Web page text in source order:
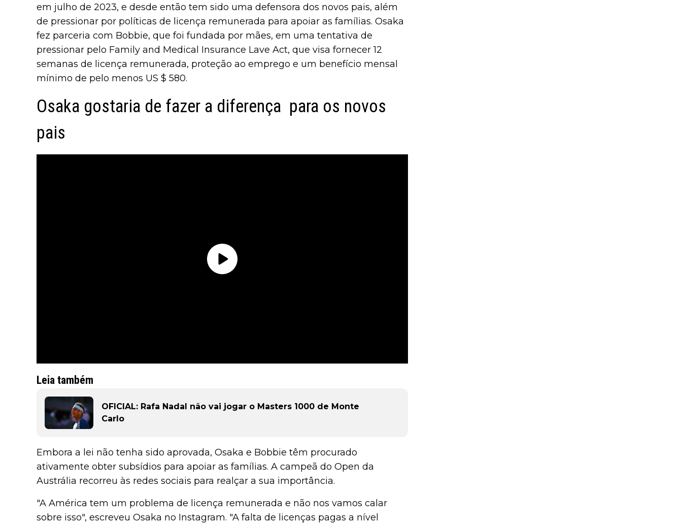
em julho de 2023, e desde então tem sido uma defensora dos novos pais, além
de pressionar por políticas de licença remunerada para apoiar as famílias. Osaka
fez parceria com Bobbie, que foi fundada por mães, em uma tentativa de
pressionar pelo Family and Medical Insurance Lave Act, que visa fornecer 12
semanas de licença remunerada, proteção ao emprego e um benefício mensal
mínimo de pelo menos US $ 580.
Osaka gostaria de fazer a diferença para os novos
pais
Leia também
OFICIAL: Rafa Nadal não vai jogar o Masters 1000 de Monte
Carlo
Embora a lei não tenha sido aprovada, Osaka e Bobbie têm procurado
ativamente obter subsídios para apoiar as famílias. A campeã do Open da
Austrália recorreu às redes sociais para realçar a sua importância.
"A América tem um problema de licença remunerada e não nos vamos calar
sobre isso", escreveu Osaka no Instagram. "A falta de licenças pagas a nível